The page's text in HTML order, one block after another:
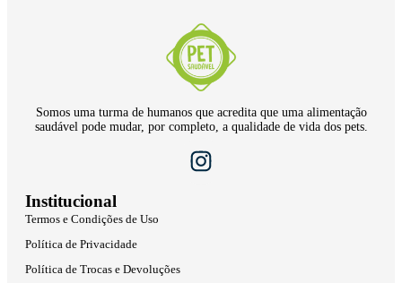
Somos uma turma de humanos que acredita que uma alimentação
saudável pode mudar, por completo, a qualidade de vida dos pets.
Institucional
Termos e Condições de Uso
Política de Privacidade
Política de Trocas e Devoluções